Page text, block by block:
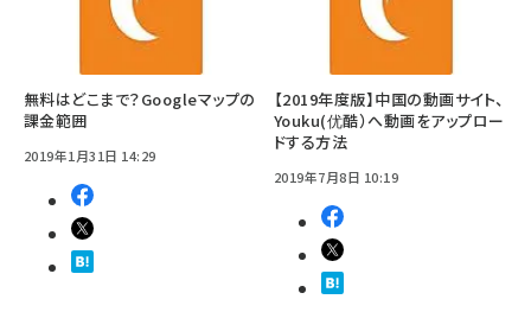
無料はどこまで？Googleマップの
課金範囲
2019年1月31日 14:29
【2019年度版】中国の動画サイト、
Youku(优酷）へ動画をアップロー
ドする方法
2019年7月8日 10:19